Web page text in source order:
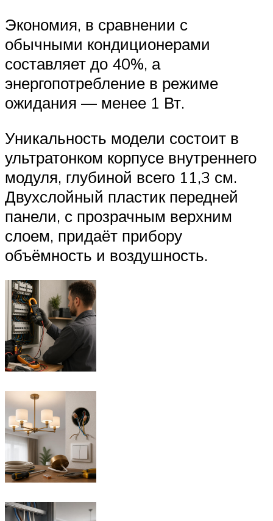
Экономия, в сравнении с
обычными кондиционерами
составляет до 40%, а
энергопотребление в режиме
ожидания — менее 1 Вт.
Уникальность модели состоит в
ультратонком корпусе внутреннего
модуля, глубиной всего 11,3 см.
Двухслойный пластик передней
панели, с прозрачным верхним
слоем, придаёт прибору
объёмность и воздушность.